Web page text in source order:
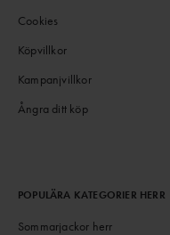
Cookies
Köpvillkor
Kampanjvillkor
Ångra ditt köp
POPULÄRA KATEGORIER HERR
Sommarjackor herr